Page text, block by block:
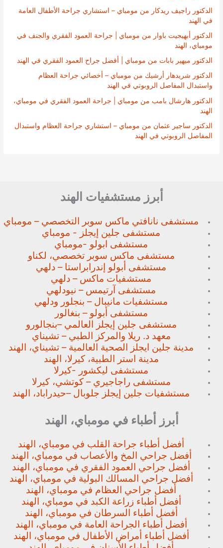
الدكتور راجيف ريدكار من مومباي – استشاري جراحة الأطفال العامة
في الهند
الدكتور أبهيجيت باوار من مومباي | جراحة العمود الفقري والجنف في
مومباي، الهند
الدكتور ميهير بابات من مومباي | أفضل جراح العمود الفقري في الهند
الدكتور شريدهار أرشيك من مومباي – أخصائي جراحة العظام
واستبدال المفاصل الروبوتي في الهند
الدكتور هارشال بامب من مومباي | جراحة العمود الفقري في مومباي،
الهند
الدكتور ساجير عثمان من مومباي – استشاري جراحة العظام واستبدال
المفاصل الروبوتي في الهند
أبرز مستشفيات الهند
مستشفى نانافتي ماكس سوبر التخصصي – مومباي
مستشفى جلين إيجلز - مومباي
مستشفى ابولو -مومباي
مستشفى ماكس سوبر تخصصي، لكناو
مستشفى أبولو إندرابراستا – دلهي
مستشفيات ماكس – دلهي
مستشفى آرتيمس – نيودلهي
مستشفيات مانيبال – بنجلور ودلهي
مستشفى أبولو – بنغالور
مستشفى جلين إيجلز العالمي –بنجالورو
معهد د. ريلا والمركز الطبي – تشيناي
مدينة جلين ايجلز الصحية العالمية – تشيناي، الهند
مدينة استر الطبية، كيرلا، الهند
مستشفى ليكشور -كيرلا
مستشفى راجاجيري – كوتشي، كيرلا
مستشفيات جلين إيجلز جلوبال –حيدراباد، الهند
أبرز أطباء في مومباي، الهند
أفضل أطباء جراحة القلب في مومباي، الهند
أفضل جراحي المخ والأعصاب في مومباي، الهند
أفضل جراحي العمود الفقري في مومباي، الهند
أفضل جراحي المسالك البولية في مومباي، الهند
أفضل جراحي العظام في مومباي، الهند
أفضل أطباء زراعة الكبد في مومباي، الهند
أفضل أطباء السرطان في مومباي، الهند
أفضل أطباء الجراحة العامة في مومباي، الهند
أفضل أطباء أمراض الأطفال في مومباي، الهند